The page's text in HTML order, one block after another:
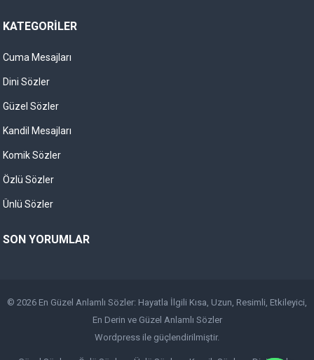
KATEGORILER
Cuma Mesajları
Dini Sözler
Güzel Sözler
Kandil Mesajları
Komik Sözler
Özlü Sözler
Ünlü Sözler
SON YORUMLAR
© 2026 En Güzel Anlamlı Sözler: Hayatla İlgili Kısa, Uzun, Resimli, Etkileyici,
En Derin ve Güzel Anlamlı Sözler
Wordpress ile güçlendirilmiştir.